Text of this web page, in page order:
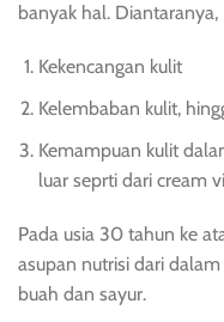
banyak hal. Diantaranya,
Kekencangan kulit
Kelembaban kulit,
Kemampuan kulit
luar seprti dari cream
Pada usia 30 tahun ke
asupan nutrisi dari
buah dan sayur.